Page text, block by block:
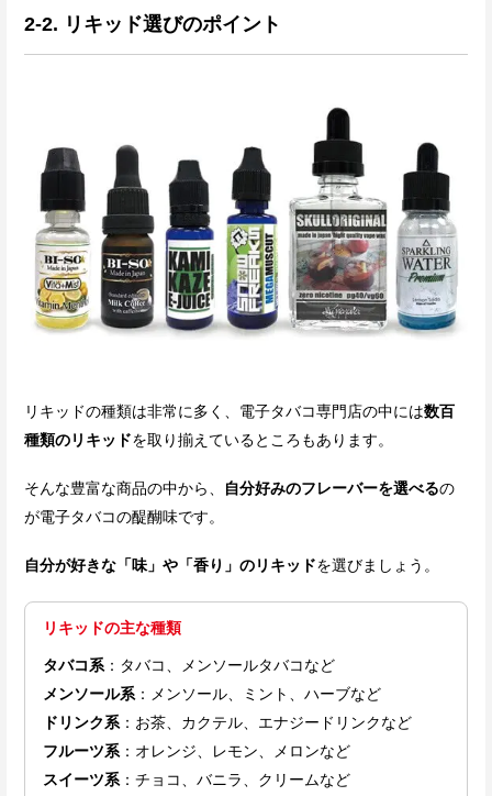
2-2. リキッド選びのポイント
リキッドの種類は非常に多く、電子タバコ専門店の中には数百
種類のリキッドを取り揃えているところもあります。
そんな豊富な商品の中から、 自分好みのフレーバーを選べるの
が電子タバコの醍醐味です。
自分が好きな「味」や「香り」のリキッドを選びましょう。
リキッドの主な種類
タバコ系：タバコ、メンソールタバコなど
メンソール系：メンソール、ミント、ハーブなど
ドリンク系：お茶、カクテル、エナジードリンクなど
フルーツ系：オレンジ、レモン、メロンなど
スイーツ系：チョコ、バニラ、クリームなど